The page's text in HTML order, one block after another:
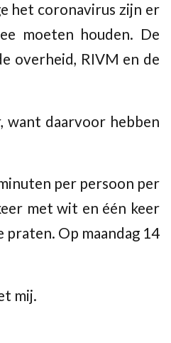
het coronavirus zijn er
moeten houden. De
overheid, RIVM en de
want daarvoor hebben
per persoon per
met wit en één keer
Op maandag 14
mij.